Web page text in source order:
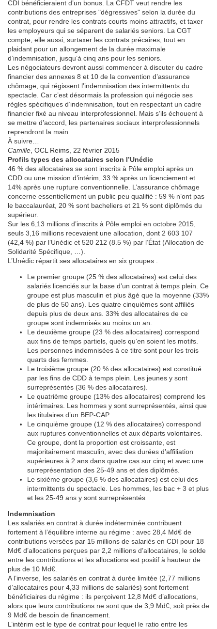
CDI bénéficieraient d’un bonus. La CFDT veut rendre les
contributions des entreprises "dégressives" selon la durée du
contrat, pour rendre les contrats courts moins attractifs, et taxer
les employeurs qui se séparent de salariés seniors. La CGT
compte, elle aussi, surtaxer les contrats précaires, tout en
plaidant pour un allongement de la durée maximale
d’indemnisation, jusqu’à cinq ans pour les seniors.
Les négociateurs devront aussi commencer à discuter du cadre
financier des annexes 8 et 10 de la convention d’assurance
chômage, qui régissent l’indemnisation des intermittents du
spectacle. Car c’est désormais la profession qui négocie ses
règles spécifiques d’indemnisation, tout en respectant un cadre
financier fixé au niveau interprofessionnel. Mais s’ils échouent à
se mettre d’accord, les partenaires sociaux interprofessionnels
reprendront la main.
À suivre…
Camille , OCL Reims, 22 février 2015
Profils types des allocataires selon l’Unédic
46 % des allocataires se sont inscrits à Pôle emploi après un
CDD ou une mission d’intérim, 33 % après un licenciement et
14% après une rupture conventionnelle. L’assurance chômage
concerne essentiellement un public peu qualifié : 59 % n’ont pas
le baccalauréat, 20 % sont bacheliers et 21 % sont diplômés du
supérieur.
Sur les 6,13 millions d’inscrits à Pôle emploi en octobre 2015,
seuls 3,16 millions recevaient une allocation, dont 2 603 107
(42,4 %) par l’Unédic et 520 212 (8.5 %) par l’État (Allocation de
Solidarité Spécifique, …).
L’Unédic répartit ses allocataires en six groupes :
Le premier groupe (25 % des allocataires) est celui des
salariés licenciés sur la base d’un contrat à temps plein. Ce
groupe est plus masculin et plus âgé que la moyenne (33%
de plus de 50 ans). Les quatre cinquièmes sont affiliés
depuis plus de deux ans. 33% des allocataires de ce
groupe sont indemnisés au moins un an.
Le deuxième groupe (23 % des allocataires) correspond
aux fins de temps partiels, quels qu’en soient les motifs.
Les personnes indemnisées à ce titre sont pour les trois
quarts des femmes.
Le troisième groupe (20 % des allocataires) est constitué
par les fins de CDD à temps plein. Les jeunes y sont
surreprésentés (36 % des allocataires).
Le quatrième groupe (13% des allocataires) comprend les
intérimaires. Les hommes y sont surreprésentés, ainsi que
les titulaires d’un BEP-CAP.
Le cinquième groupe (12 % des allocataires) correspond
aux ruptures conventionnelles et aux départs volontaires.
Ce groupe, dont la proportion est croissante, est
majoritairement masculin, avec des durées d’affiliation
supérieures à 2 ans dans quatre cas sur cinq et avec une
surreprésentation des 25-49 ans et des diplômés.
Le sixième groupe (3,6 % des allocataires) est celui des
intermittents du spectacle. Les hommes, les bac + 3 et plus
et les 25-49 ans y sont surreprésentés
Indemnisation
Les salariés en contrat à durée indéterminée contribuent
fortement à l’équilibre interne au régime : avec 28,4 Md€ de
contributions versées par 15 millions de salariés en CDI pour 18
Md€ d’allocations perçues par 2,2 millions d’allocataires, le solde
entre les contributions et les allocations est positif à hauteur de
plus de 10 Md€.
A l’inverse, les salariés en contrat à durée limitée (2,77 millions
d’allocataires pour 4,33 millions de salariés) sont fortement
bénéficiaires du régime : ils perçoivent 12,8 Md€ d’allocations,
alors que leurs contributions ne sont que de 3,9 Md€, soit près de
9 Md€ de besoin de financement.
L’intérim est le type de contrat pour lequel le ratio entre les